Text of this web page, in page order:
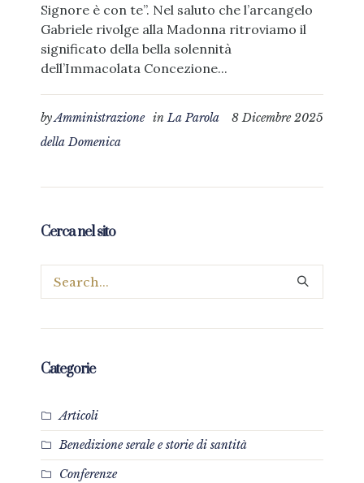
Signore è con te”. Nel saluto che l’arcangelo
Gabriele rivolge alla Madonna ritroviamo il
significato della bella solennità
dell’Immacolata Concezione...
8 Dicembre 2025
byAmministrazione inLa Parola
della Domenica
Cerca nel sito
Categorie
Articoli
Benedizione serale e storie di santità
Conferenze